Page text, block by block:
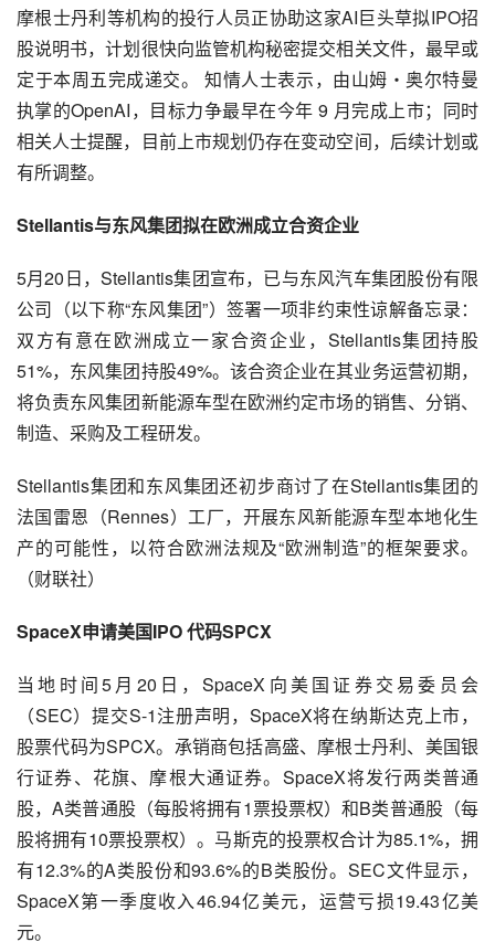
摩根士丹利等机构的投行人员正协助这家AI巨头草拟IPO招
股说明书，计划很快向监管机构秘密提交相关文件，最早或
定于本周五完成递交。 知情人士表示，由山姆・奥尔特曼
执掌的OpenAI，目标力争最早在今年 9 月完成上市；同时
相关人士提醒，目前上市规划仍存在变动空间，后续计划或
有所调整。
Stellantis与东风集团拟在欧洲成立合资企业
5月20日，Stellantis集团宣布，已与东风汽车集团股份有限
公司（以下称“东风集团”）签署一项非约束性谅解备忘录：
双方有意在欧洲成立一家合资企业，Stellantis集团持股
51%，东风集团持股49%。该合资企业在其业务运营初期，
将负责东风集团新能源车型在欧洲约定市场的销售、分销、
制造、采购及工程研发。
Stellantis集团和东风集团还初步商讨了在Stellantis集团的
法国雷恩（Rennes）工厂，开展东风新能源车型本地化生
产的可能性，以符合欧洲法规及“欧洲制造”的框架要求。
（财联社）
SpaceX申请美国IPO 代码SPCX
当地时间5月20日，SpaceX向美国证券交易委员会
（SEC）提交S-1注册声明，SpaceX将在纳斯达克上市，
股票代码为SPCX。承销商包括高盛、摩根士丹利、美国银
行证券、花旗、摩根大通证券。SpaceX将发行两类普通
股，A类普通股（每股将拥有1票投票权）和B类普通股（每
股将拥有10票投票权）。马斯克的投票权合计为85.1%，拥
有12.3%的A类股份和93.6%的B类股份。SEC文件显示，
SpaceX第一季度收入46.94亿美元，运营亏损19.43亿美
元。